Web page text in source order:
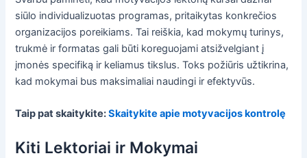
siūlo individualizuotas programas, pritaikytas konkrečios
organizacijos poreikiams. Tai reiškia, kad mokymų turinys,
trukmė ir formatas gali būti koreguojami atsižvelgiant į
įmonės specifiką ir keliamus tikslus. Toks požiūris užtikrina,
kad mokymai bus maksimaliai naudingi ir efektyvūs.
Taip pat skaitykite:Skaitykite apie motyvacijos kontrolę
Kiti Lektoriai ir Mokymai